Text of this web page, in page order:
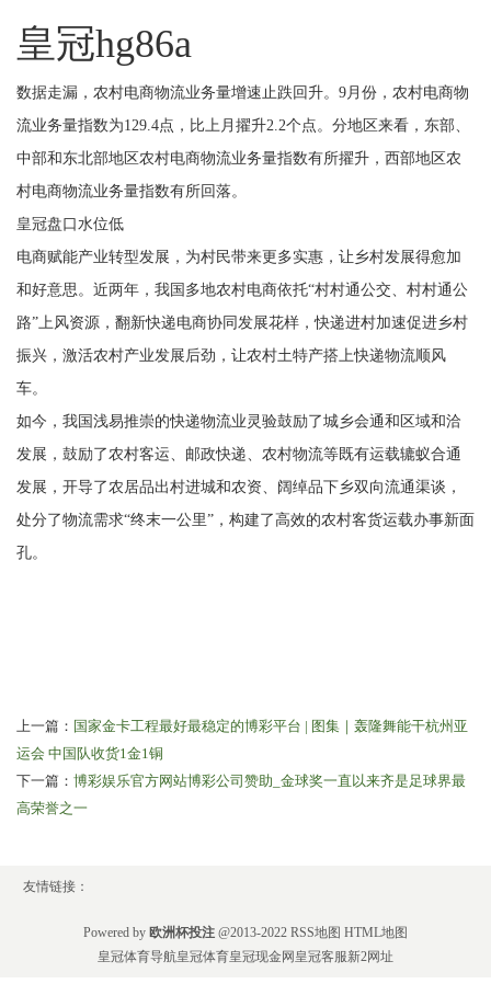
皇冠hg86a
数据走漏，农村电商物流业务量增速止跌回升。9月份，农村电商物
流业务量指数为129.4点，比上月擢升2.2个点。分地区来看，东部、
中部和东北部地区农村电商物流业务量指数有所擢升，西部地区农
村电商物流业务量指数有所回落。
皇冠盘口水位低
电商赋能产业转型发展，为村民带来更多实惠，让乡村发展得愈加
和好意思。近两年，我国多地农村电商依托“村村通公交、村村通公
路”上风资源，翻新快递电商协同发展花样，快递进村加速促进乡村
振兴，激活农村产业发展后劲，让农村土特产搭上快递物流顺风
车。
如今，我国浅易推崇的快递物流业灵验鼓励了城乡会通和区域和洽
发展，鼓励了农村客运、邮政快递、农村物流等既有运载辘蚁合通
发展，开导了农居品出村进城和农资、阔绰品下乡双向流通渠谈，
处分了物流需求“终末一公里”，构建了高效的农村客货运载办事新面
孔。
上一篇： 国家金卡工程最好最稳定的博彩平台 | 图集｜轰隆舞能干杭州亚
运会 中国队收货1金1铜
下一篇： 博彩娱乐官方网站博彩公司赞助_金球奖一直以来齐是足球界最
高荣誉之一
友情链接：
Powered by 欧洲杯投注 @2013-2022 RSS地图 HTML地图
皇冠体育导航皇冠体育皇冠现金网皇冠客服新2网址